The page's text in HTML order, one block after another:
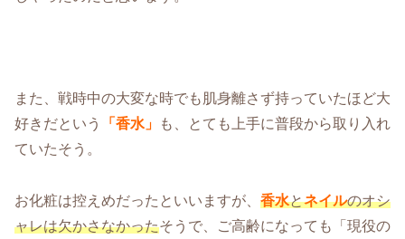
また、戦時中の大変な時でも肌身離さず持っていたほど大
好きだという
「香水」
も、とても上手に普段から取り入れ
ていたそう。
お化粧は控えめだったといいますが、 香水とネイルのオシ
ャレは欠かさなかったそうで、ご高齢になっても「現役の